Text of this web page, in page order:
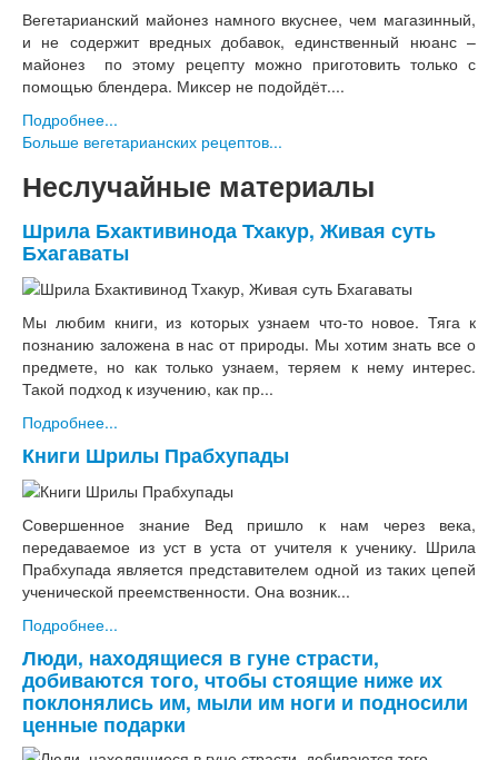
Вегетарианский майонез намного вкуснее, чем магазинный,
и не содержит вредных добавок, единственный нюанс –
майонез по этому рецепту можно приготовить только с
помощью блендера. Миксер не подойдёт....
Подробнее...
Больше вегетарианских рецептов...
Неслучайные материалы
Шрила Бхактивинода Тхакур, Живая суть
Бхагаваты
Мы любим книги, из которых узнаем что-то новое. Тяга к
познанию заложена в нас от природы. Мы хотим знать все о
предмете, но как только узнаем, теряем к нему интерес.
Такой подход к изучению, как пр...
Подробнее...
Книги Шрилы Прабхупады
Совершенное знание Вед пришло к нам через века,
передаваемое из уст в уста от учителя к ученику. Шрила
Прабхупада является представителем одной из таких цепей
ученической преемственности. Она возник...
Подробнее...
Люди, находящиеся в гуне страсти,
добиваются того, чтобы стоящие ниже их
поклонялись им, мыли им ноги и подносили
ценные подарки